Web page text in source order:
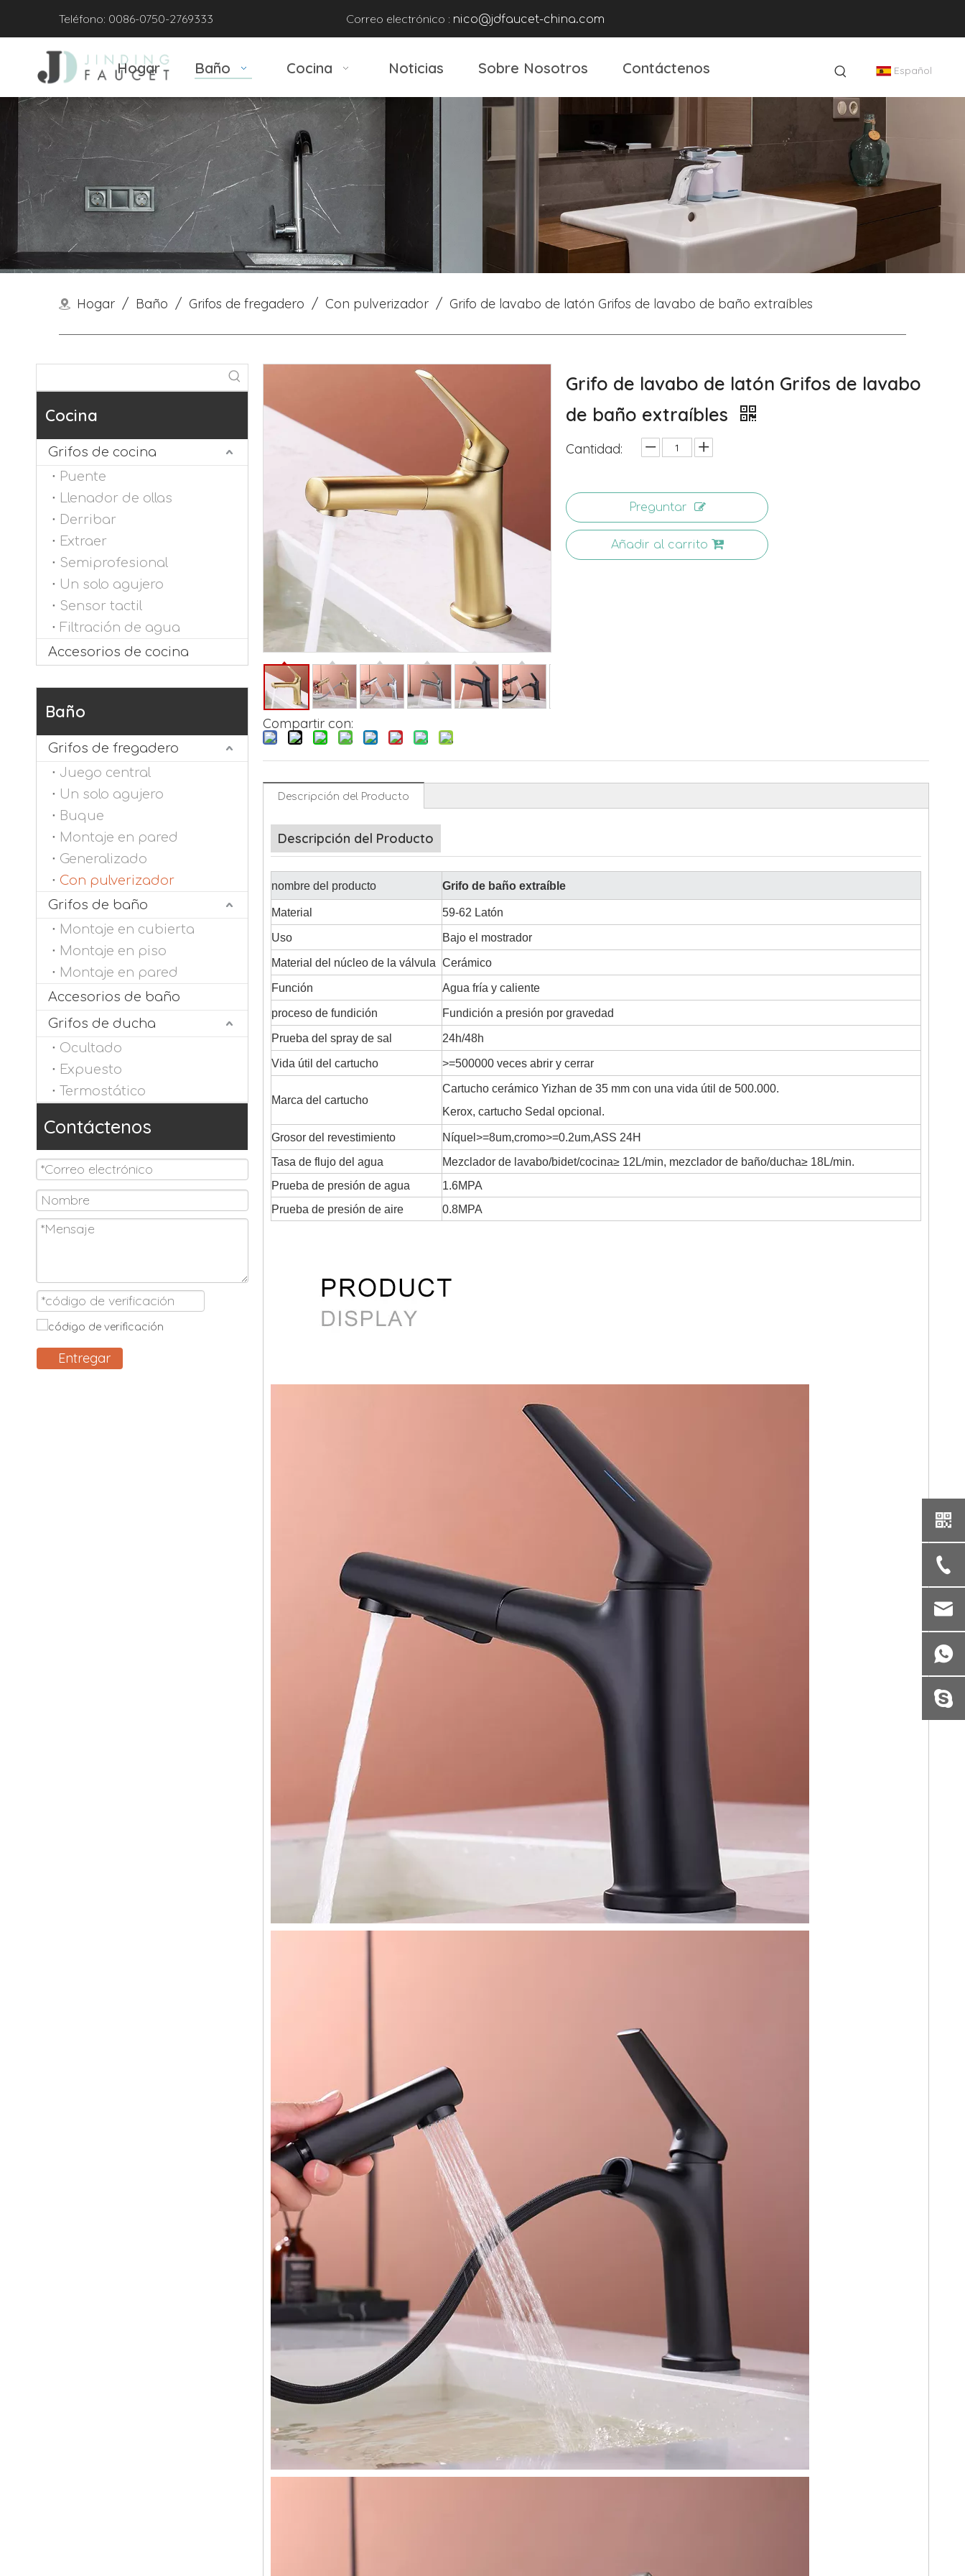
Teléfono: 0086-0750-2769333 Correo electrónico : nico@jdfaucet-china.com
Hogar Baño Cocina Noticias Sobre Nosotros Contáctenos Español
Hogar / Baño / Grifos de fregadero / Con pulverizador / Grifo de lavabo de latón Grifos de lavabo de baño extraíbles
Cocina
Grifos de cocina
Puente
Llenador de ollas
Derribar
Extraer
Semiprofesional
Un solo agujero
Sensor tactil
Filtración de agua
Accesorios de cocina
Baño
Grifos de fregadero
Juego central
Un solo agujero
Buque
Montaje en pared
Generalizado
Con pulverizador
Grifos de baño
Montaje en cubierta
Montaje en piso
Montaje en pared
Accesorios de baño
Grifos de ducha
Ocultado
Expuesto
Termostático
Contáctenos
Entregar
Compartir con:
Grifo de lavabo de latón Grifos de lavabo
de baño extraíbles
Cantidad:
Preguntar
Añadir al carrito
Descripción del Producto
Descripción del Producto
nombre del producto Grifo de baño extraíble
Material 59-62 Latón
Uso Bajo el mostrador
Material del núcleo de la válvula Cerámico
Función Agua fría y caliente
proceso de fundición Fundición a presión por gravedad
Prueba del spray de sal 24h/48h
Vida útil del cartucho >=500000 veces abrir y cerrar
Marca del cartucho
Cartucho cerámico Yizhan de 35 mm con una vida útil de 500.000.
Kerox, cartucho Sedal opcional.
Grosor del revestimiento
Níquel>=8um,cromo>=0.2um,ASS 24H
Tasa de flujo del agua
Mezclador de lavabo/bidet/cocina≥ 12L/min, mezclador de baño/ducha≥ 18L/min.
Prueba de presión de agua
1.6MPA
Prueba de presión de aire
0.8MPA